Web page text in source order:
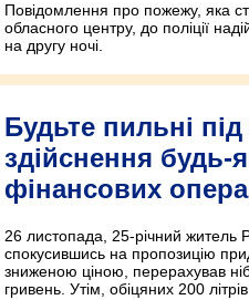
Повідомлення про пожежу, яка
обласного центру, до поліції
на другу ночі.
Будьте пильні під
здійснення будь-
фінансових
26 листопада, 25-річний житель
спокусившись на пропозицію
зниженою ціною, перерахував
гривень. Утім, обіцяних 200